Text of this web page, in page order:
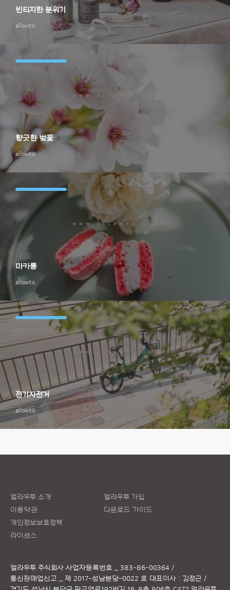
allowto
빈티지한 분위기
allowto
향긋한 벚꽃
allowto
마카롱
allowto
전기자전거
얼라우투 소개
이용약관
개인정보보호정책
라이센스
얼라우투 가입
다운로드 가이드
얼라우투 주식회사 사업자등록번호 _ 383-86-00364 /
통신판매업신고 _ 제 2017-성남분당-0022 호 대표이사 : 김정근 /